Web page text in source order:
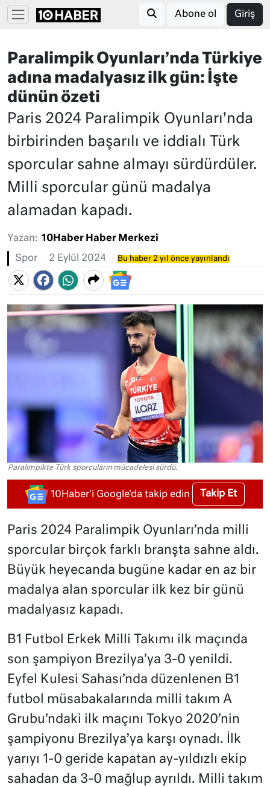
Abone ol Giriş
Paralimpik Oyunları’nda Türkiye
adına madalyasız ilk gün: İşte
dünün özeti
Paris 2024 Paralimpik Oyunları'nda
birbirinden başarılı ve iddialı Türk
sporcular sahne almayı sürdürdüler.
Milli sporcular günü madalya
alamadan kapadı.
Yazan: 10Haber Haber Merkezi
Spor 2 Eylül 2024 Bu haber 2 yıl önce yayınlandı
Paralimpikte Türk sporcuların mücadelesi sürdü.
10Haber'i Google'da takip edin Takip Et
Paris 2024 Paralimpik Oyunları’nda milli
sporcular birçok farklı branşta sahne aldı.
Büyük heyecanda bugüne kadar en az bir
madalya alan sporcular ilk kez bir günü
madalyasız kapadı.
B1 Futbol Erkek Milli Takımı ilk maçında
son şampiyon Brezilya’ya 3-0 yenildi.
Eyfel Kulesi Sahası’nda düzenlenen B1
futbol müsabakalarında milli takım A
Grubu’ndaki ilk maçını Tokyo 2020’nin
şampiyonu Brezilya’ya karşı oynadı. İlk
yarıyı 1-0 geride kapatan ay-yıldızlı ekip
sahadan da 3-0 mağlup ayrıldı. Milli takım